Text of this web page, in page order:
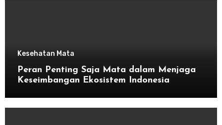
Kesehatan Mata
Peran Penting Saja Mata dalam Menjaga
Keseimbangan Ekosistem Indonesia